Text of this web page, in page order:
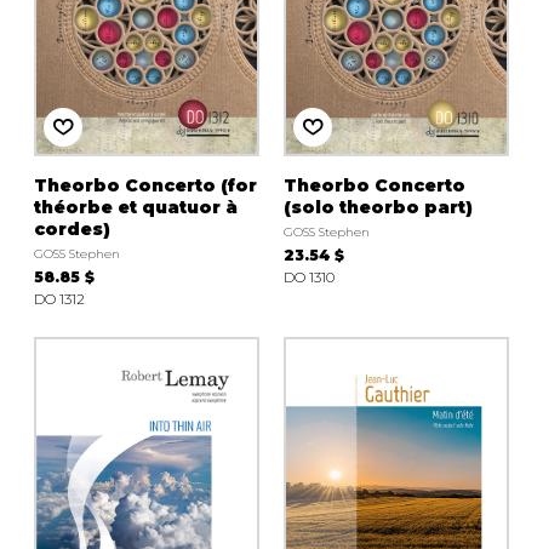
Theorbo Concerto (for
théorbe et quatuor à
cordes)
GOSS Stephen
58.85 $
DO 1312
Theorbo Concerto
(solo theorbo part)
GOSS Stephen
23.54 $
DO 1310